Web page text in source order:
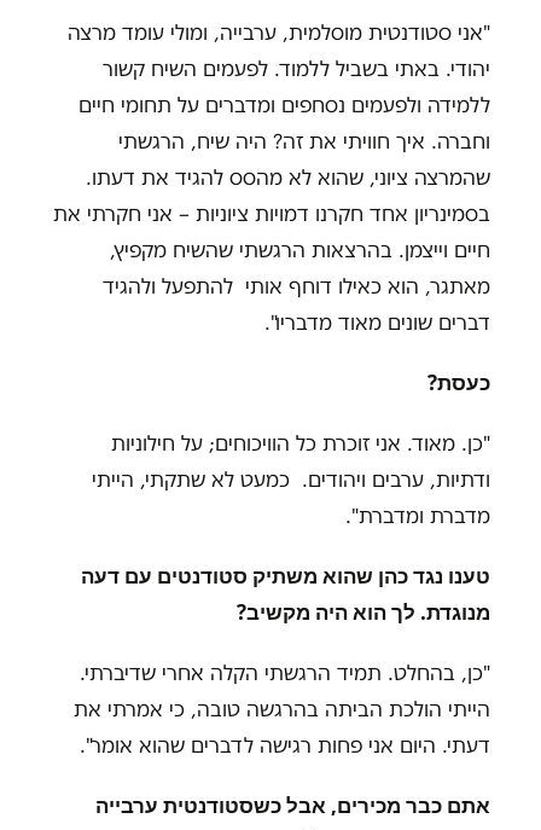
"אני סטודנטית מוסלמית, ערבייה, ומולי עומד מרצה
יהודי. באתי בשביל ללמוד. לפעמים השיח קשור
ללמידה ולפעמים נסחפים ומדברים על תחומי חיים
וחברה. איך חוויתי את זה? היה שיח, הרגשתי
שהמרצה ציוני, שהוא לא מהסס להגיד את דעתו.
בסמינריון אחד חקרנו דמויות ציוניות – אני חקרתי את
חיים וייצמן. בהרצאות הרגשתי שהשיח מקפיץ,
מאתגר, הוא כאילו דוחף אותי להתפעל ולהגיד
דברים שונים מאוד מדבריו".
כעסת?
"כן. מאוד. אני זוכרת כל הוויכוחים; על חילוניות
ודתיות, ערבים ויהודים. כמעט לא שתקתי, הייתי
מדברת ומדברת".
טענו נגד כהן שהוא משתיק סטודנטים עם דעה
מנוגדת. לך הוא היה מקשיב?
"כן, בהחלט. תמיד הרגשתי הקלה אחרי שדיברתי.
הייתי הולכת הביתה בהרגשה טובה, כי אמרתי את
דעתי. היום אני פחות רגישה לדברים שהוא אומר".
אתם כבר מכירים, אבל כשסטודנטית ערבייה